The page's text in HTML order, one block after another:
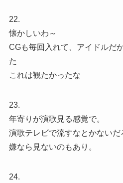
22.
懐かしいわ～
CGも毎回入れて、アイドルだ
た
これは観たかったな
23.
年寄りが演歌見る感覚で。
演歌テレビで流すなとかないだ
嫌なら見ないのもあり。
24.